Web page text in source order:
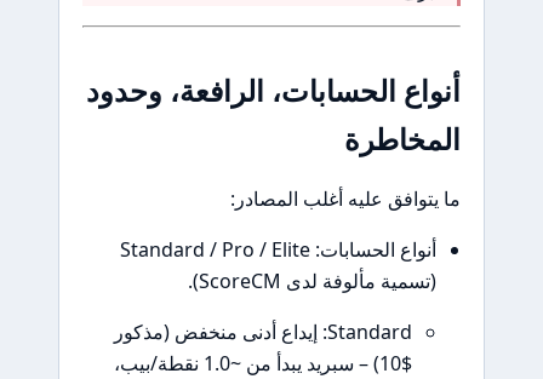
أنواع الحسابات، الرافعة، وحدود
المخاطرة
ما يتوافق عليه أغلب المصادر:
أنواع الحسابات: Standard / Pro / Elite
(تسمية مألوفة لدى ScoreCM).
Standard: إيداع أدنى منخفض (مذكور
$10) – سبريد يبدأ من ~1.0 نقطة/بيب،